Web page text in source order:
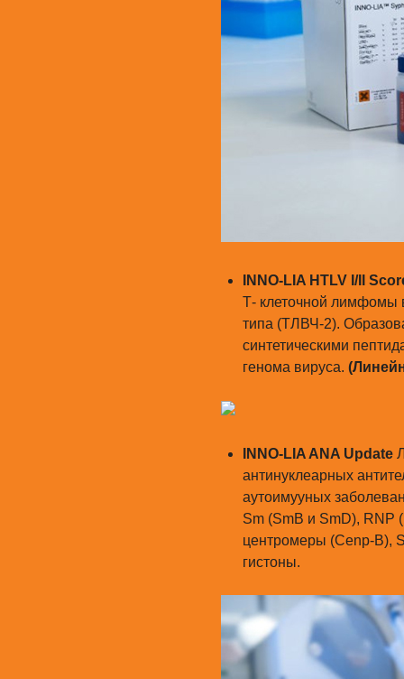
INNO-LIA HTLV I/II
Т- клеточной лимфомы
типа (ТЛВЧ-2).
синтетическими
генома вируса.
INNO-LIA ANA Update
антинуклеарных
аутоимууных
Sm (SmB и SmD), RNP
центромеры (Cenp-B),
гистоны.